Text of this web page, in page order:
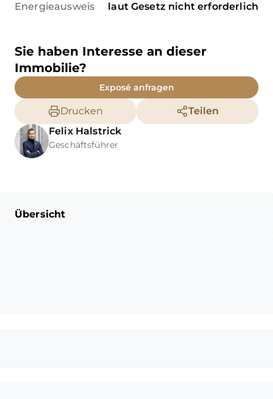
Energieausweis
laut Gesetz nicht erforderlich
Sie haben Interesse an dieser
Immobilie?
Exposé anfragen
Drucken
Teilen
Felix Halstrick
Geschäftsführer
Übersicht